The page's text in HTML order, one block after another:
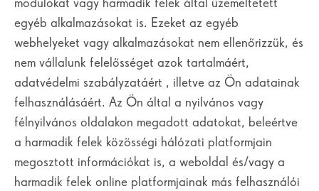
egyéb alkalmazásokat is. Ezeket az egyéb
webhelyeket vagy alkalmazásokat nem ellenőrizzük, és
nem vállalunk felelősséget azok tartalmáért,
adatvédelmi szabályzatáért , illetve az Ön adatainak
felhasználásáért. Az Ön által a nyilvános vagy
félnyilvános oldalakon megadott adatokat, beleértve
a harmadik felek közösségi hálózati platformjain
megosztott információkat is, a weboldal és/vagy a
harmadik felek online platformjainak más felhasználói